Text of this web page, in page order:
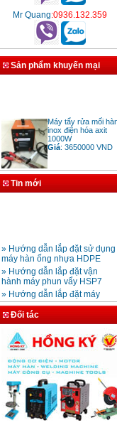
Mr Quang:0936.132.359
Sản phẩm khuyến mại
inox điện hóa axit
1000W
Giá:3650000
Mũi khoan rút lõi bê
tông D20-D350
Giá:330000VND
600mm Hồng Ký
Giá:3290000VND
Máy hàn que Hồng
ký Jet SR200R
Giá:2350000 VND
Tin mới
» Hướng dẫn lắp đặt sử dụng
máy hàn ống nhựa HDPE
» Hướng dẫn lắp đặt vận
hành máy phun vẩy HSP7
» Hướng dẫn lắp đặt máy
bơm ly tâm trục ngang
» Máy nén khí Jetman
» HDSD Máy Hàn Ống Nhựa
HDPE quay tay thủy lực
» Đại lý bán Máy hàn
DONSUN Thượng Hải
» Máy khoan rút lõi cầm tay
chạy điện pin
» Hình thức thanh toán tại
Thiết Bị Plaza
» Máy ổn áp, máy biến áp
Fushin
Đối tác